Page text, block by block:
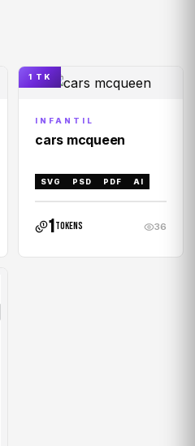
1 TK
INFANTIL
cars mcqueen
SVG PSD PDF AI
1tokens 36